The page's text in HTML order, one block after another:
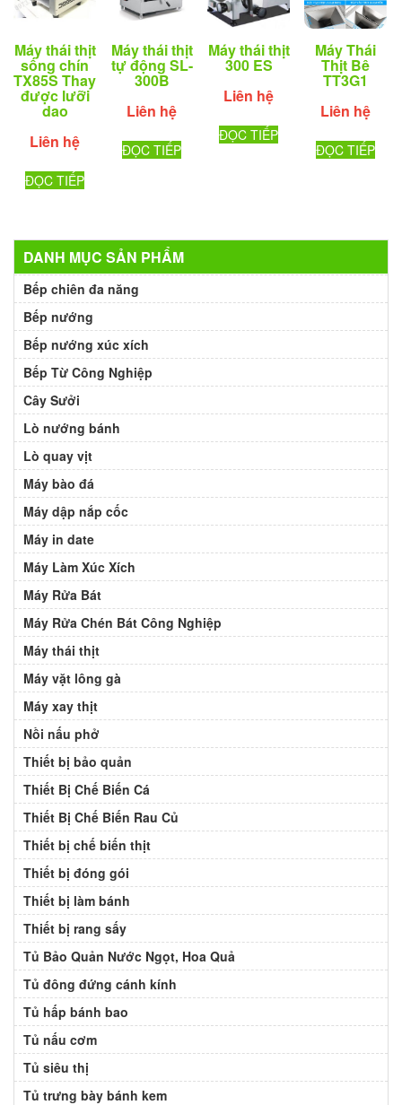
Máy thái thịt
sống chín
TX85S Thay
được lưỡi
dao
Liên hệ
ĐỌC TIẾP
Máy thái thịt
tự động SL-
300B
Liên hệ
ĐỌC TIẾP
Máy thái thịt
300 ES
Liên hệ
ĐỌC TIẾP
Máy Thái
Thịt Bê
TT3G1
Liên hệ
ĐỌC TIẾP
DANH MỤC SẢN PHẨM
Bếp chiên đa năng
Bếp nướng
Bếp nướng xúc xích
Bếp Từ Công Nghiệp
Cây Sưởi
Lò nướng bánh
Lò quay vịt
Máy bào đá
Máy dập nắp cốc
Máy in date
Máy Làm Xúc Xích
Máy Rửa Bát
Máy Rửa Chén Bát Công Nghiệp
Máy thái thịt
Máy vặt lông gà
Máy xay thịt
Nồi nấu phở
Thiết bị bảo quản
Thiết Bị Chế Biến Cá
Thiết Bị Chế Biến Rau Củ
Thiết bị chế biến thịt
Thiết bị đóng gói
Thiết bị làm bánh
Thiết bị rang sấy
Tủ Bảo Quản Nước Ngọt, Hoa Quả
Tủ đông đứng cánh kính
Tủ hấp bánh bao
Tủ nấu cơm
Tủ siêu thị
Tủ trưng bày bánh kem